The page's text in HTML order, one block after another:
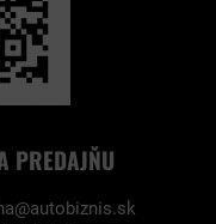
PREDAJŇU